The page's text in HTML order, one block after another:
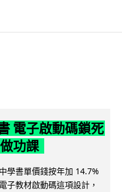
電子啟動碼鎖死
功課
學書單價錢按年加 14.7%
子教材啟動碼這項設計，